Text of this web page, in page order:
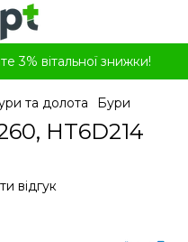
3% вітальної знижки!
та долота Бури
HT6D214
відгук